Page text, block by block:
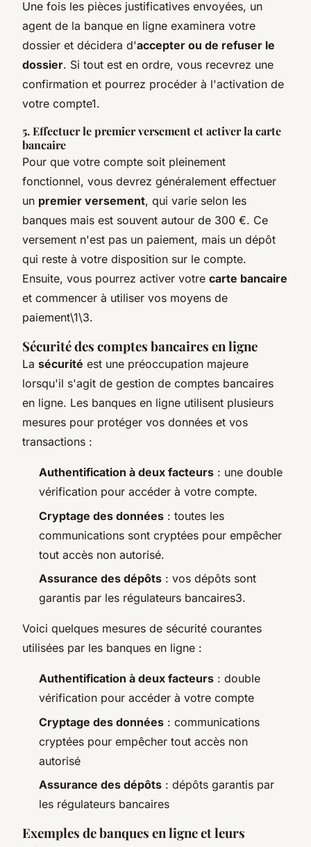
Une fois les pièces justificatives envoyées, un
agent de la banque en ligne examinera votre
dossier et décidera d'accepter ou de refuser le
dossier. Si tout est en ordre, vous recevrez une
confirmation et pourrez procéder à l'activation de
votre compte1.
5. Effectuer le premier versement et activer la carte
bancaire
Pour que votre compte soit pleinement
fonctionnel, vous devrez généralement effectuer
un premier versement, qui varie selon les
banques mais est souvent autour de 300 €. Ce
versement n'est pas un paiement, mais un dépôt
qui reste à votre disposition sur le compte.
Ensuite, vous pourrez activer votre carte bancaire
et commencer à utiliser vos moyens de
paiement\1\3.
Sécurité des comptes bancaires en ligne
La sécurité est une préoccupation majeure
lorsqu'il s'agit de gestion de comptes bancaires
en ligne. Les banques en ligne utilisent plusieurs
mesures pour protéger vos données et vos
transactions :
Authentification à deux facteurs : une double
vérification pour accéder à votre compte.
Cryptage des données : toutes les
communications sont cryptées pour empêcher
tout accès non autorisé.
Assurance des dépôts : vos dépôts sont
garantis par les régulateurs bancaires3.
Voici quelques mesures de sécurité courantes
utilisées par les banques en ligne :
Authentification à deux facteurs : double
vérification pour accéder à votre compte
Cryptage des données : communications
cryptées pour empêcher tout accès non
autorisé
Assurance des dépôts : dépôts garantis par
les régulateurs bancaires
Exemples de banques en ligne et leurs